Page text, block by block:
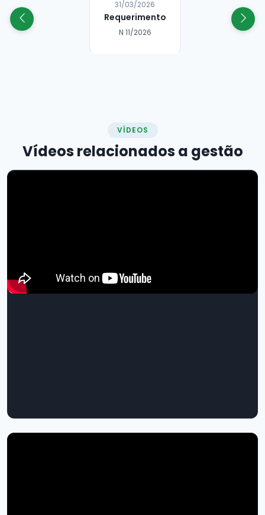
18/03/2026
Requerimento
N 10/2026
VÍDEOS
Vídeos relacionados a gestão